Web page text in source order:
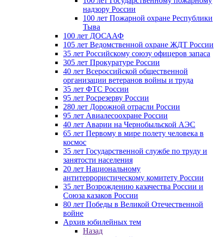
надзору России
100 лет Пожарной охране Республики
Тыва
100 лет ДОСААФ
105 лет Ведомственной охране ЖДТ России
35 лет Российскому союзу офицеров запаса
305 лет Прокуратуре России
40 лет Всероссийской общественной
организации ветеранов войны и труда
35 лет ФТС России
95 лет Росрезерву России
280 лет Дорожной отрасли России
95 лет Авиалесоохране России
40 лет Аварии на Чернобыльской АЭС
65 лет Первому в мире полету человека в
космос
35 лет Государственной службе по труду и
занятости населения
20 лет Национальному
антитеррористическому комитету России
35 лет Возрождению казачества России и
Союза казаков России
80 лет Победы в Великой Отечественной
войне
Архив юбилейных тем
Назад